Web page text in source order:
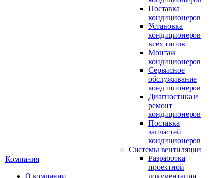
Компания
О компании
Поставка
кондиционеров
Установка
кондиционеров
всех типов
Монтаж
кондиционеров
Сервисное
обслуживание
кондиционеров
Диагностика и
ремонт
кондиционеров
Поставка
запчастей
кондиционеров
Системы вентиляции
Разработка
проектной
документации